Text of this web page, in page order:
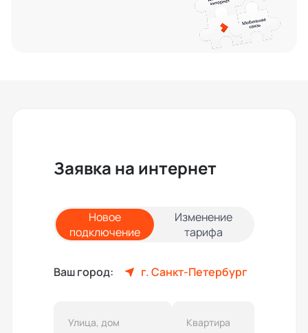
Заявка на интернет
Новое
подключение
Изменение
тарифа
Ваш город: г. Санкт-Петербург